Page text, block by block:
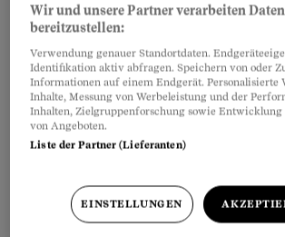
Gebäudeversicherung
den Kantonen Tessin, Genf, Wallis
Teilen von Appenzell Innerrhoden
freiwillig.
Sind Gebrauchsgegenstände
Wir und unsere Partner verarbeiten
bereitzustellen:
Verwendung genauer Standortdaten.
Identifikation aktiv abfragen. Speichern von oder
Informationen auf einem Endgerät. Personalisierte
Inhalte, Messung von Werbeleistung und der
Inhalten, Zielgruppenforschung sowie Entwicklung
von Angeboten.
Liste der Partner (Lieferanten)
EINSTELLUNGEN